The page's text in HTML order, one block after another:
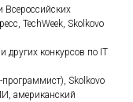
TechWeek, Skolkovo
других конкурсов по IT
Skolkovo
американский